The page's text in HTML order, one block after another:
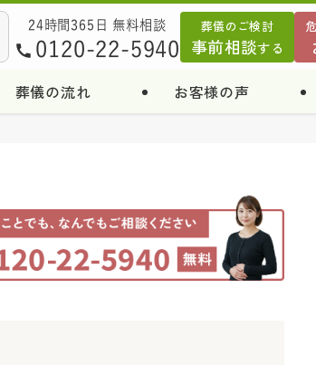
葬儀の流れ お客様の声
24時間365日 無料相談
0120-22-5940
葬儀のご検討
事前相談する